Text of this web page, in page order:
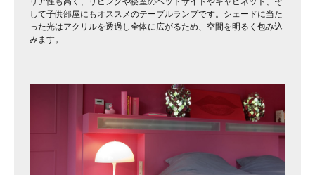
して子供部屋にもオススメのテーブルランプです。シェードに当た
った光はアクリルを透過し全体に広がるため、空間を明るく包み込
みます。